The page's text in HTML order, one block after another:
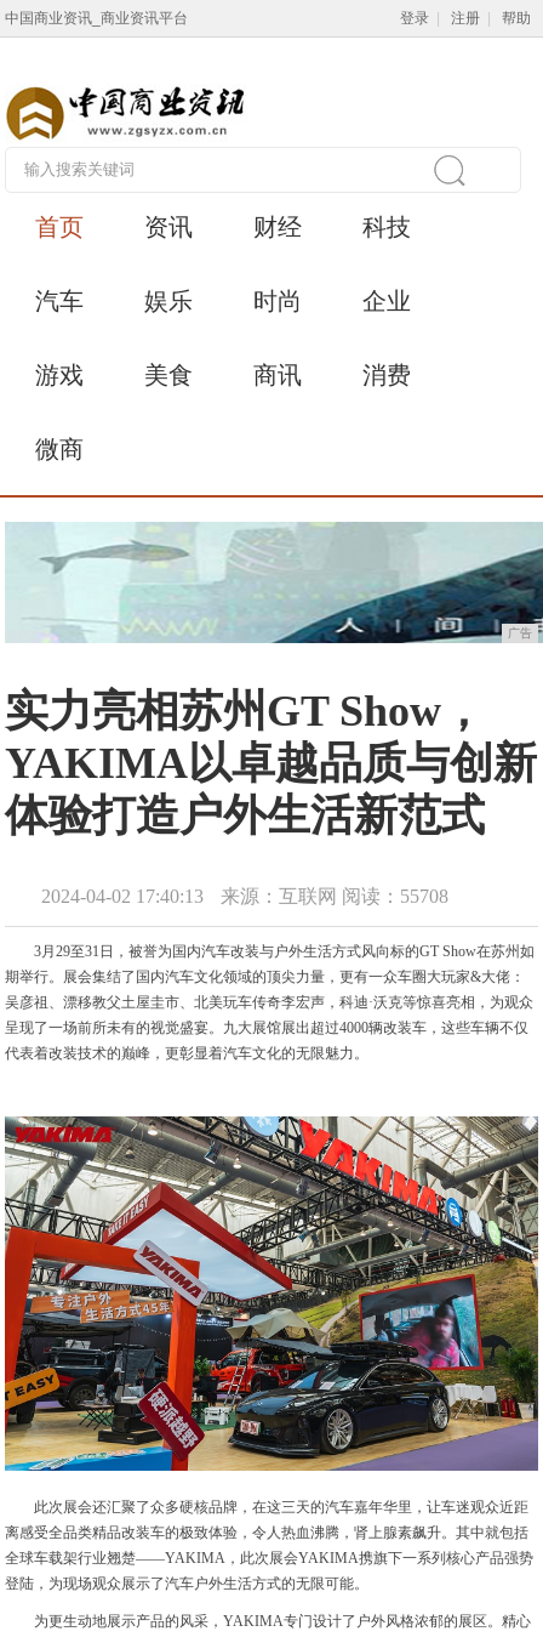
中国商业资讯_商业资讯平台 登录 注册 帮助
首页 资讯 财经 科技
汽车 娱乐 时尚 企业
游戏 美食 商讯 消费
微商
广告
实力亮相苏州GT Show，
YAKIMA以卓越品质与创新
体验打造户外生活新范式
2024-04-02 17:40:13 来源：互联网 阅读：55708
3月29至31日，被誉为国内汽车改装与户外生活方式风向标的GT Show在苏州如
期举行。展会集结了国内汽车文化领域的顶尖力量，更有一众车圈大玩家&大佬：
吴彦祖、漂移教父土屋圭市、北美玩车传奇李宏声，科迪·沃克等惊喜亮相，为观众
呈现了一场前所未有的视觉盛宴。九大展馆展出超过4000辆改装车，这些车辆不仅
代表着改装技术的巅峰，更彰显着汽车文化的无限魅力。
此次展会还汇聚了众多硬核品牌，在这三天的汽车嘉年华里，让车迷观众近距
离感受全品类精品改装车的极致体验，令人热血沸腾，肾上腺素飙升。其中就包括
全球车载架行业翘楚——YAKIMA，此次展会YAKIMA携旗下一系列核心产品强势
登陆，为现场观众展示了汽车户外生活方式的无限可能。
为更生动地展示产品的风采，YAKIMA专门设计了户外风格浓郁的展区。精心